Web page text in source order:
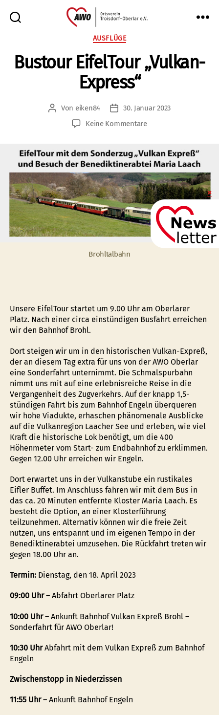
AWO
e.V.
Kategorien
AUSFLÜGE
Bustour EifelTour „Vulkan-
Express“
Beitragsautor
Von eiken84 Veröffentlichungsdatum
30. Januar 2023
Keine Kommentarezu
„Vulkan-
Express“
Brohltalbahn
Unsere EifelTour startet um 9.00 Uhr am Oberlarer
Platz. Nach einer circa einstündigen Busfahrt erreichen
wir den Bahnhof Brohl.
Dort steigen wir um in den historischen Vulkan-Expreß,
der an diesem Tag extra für uns von der AWO Oberlar
eine Sonderfahrt unternimmt. Die Schmalspurbahn
nimmt uns mit auf eine erlebnisreiche Reise in die
Vergangenheit des Zugverkehrs. Auf der knapp 1,5-
stündigen Fahrt bis zum Bahnhof Engeln überqueren
wir hohe Viadukte, erhaschen phänomenale Ausblicke
auf die Vulkanregion Laacher See und erleben, wie viel
Kraft die historische Lok benötigt, um die 400
Höhenmeter vom Start- zum Endbahnhof zu erklimmen.
Gegen 12.00 Uhr erreichen wir Engeln.
Dort erwartet uns in der Vulkanstube ein rustikales
Eifler Buffet. Im Anschluss fahren wir mit dem Bus in
das ca. 20 Minuten entfernte Kloster Maria Laach. Es
besteht die Option, an einer Klosterführung
teilzunehmen. Alternativ können wir die freie Zeit
nutzen, uns entspannt und im eigenen Tempo in der
Benediktinerabtei umzusehen. Die Rückfahrt treten wir
gegen 18.00 Uhr an.
Termin: Dienstag, den 18. April 2023
09:00 Uhr– Abfahrt Oberlarer Platz
10:00 Uhr– Ankunft Bahnhof Vulkan Expreß Brohl –
Sonderfahrt für AWO Oberlar!
10:30 UhrAbfahrt mit dem Vulkan Expreß zum Bahnhof
Engeln
Zwischenstopp in Niederzissen
11:55 Uhr– Ankunft Bahnhof Engeln